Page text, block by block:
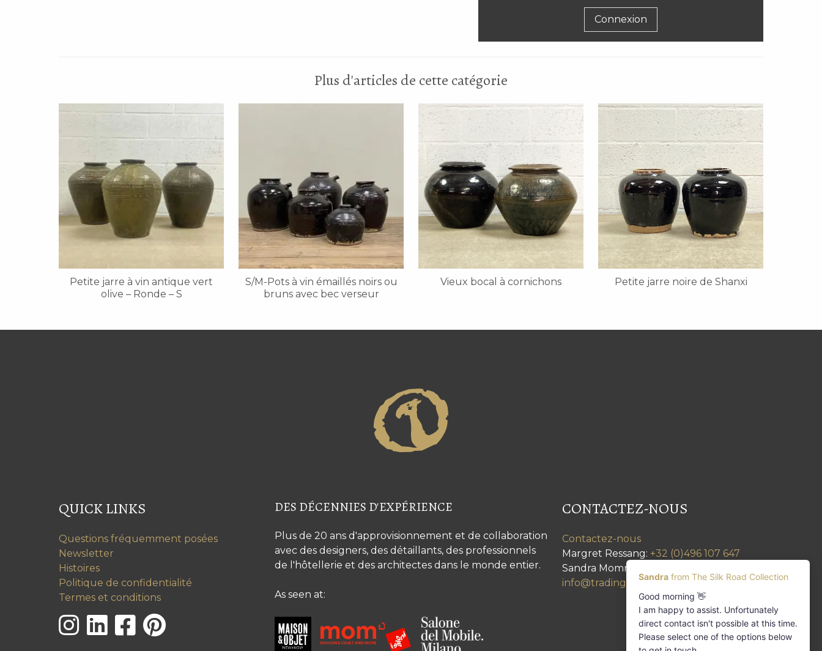
Connexion
Plus d'articles de cette catégorie
Petite jarre à vin antique vert
olive – Ronde – S
S/M-Pots à vin émaillés noirs ou
bruns avec bec verseur
Vieux bocal à cornichons Petite jarre noire de Shanxi
QUICK LINKS
Questions fréquemment posées
Newsletter
Histoires
Politique de confidentialité
Termes et conditions
DES DÉCENNIES D'EXPÉRIENCE
Plus de 20 ans d'approvisionnement et de collaboration
avec des designers, des détaillants, des professionnels
de l'hôtellerie et des architectes dans le monde entier.
As seen at:
CONTACTEZ-NOUS
Contactez-nous
Margret Ressang: +32 (0)496 107 647
Sandra Mommen:
info@tradingpartners-silkroad.com